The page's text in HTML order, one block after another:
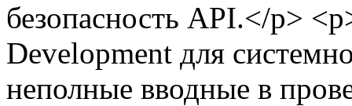
безопасность API.</p>
Development для
неполные вводные в